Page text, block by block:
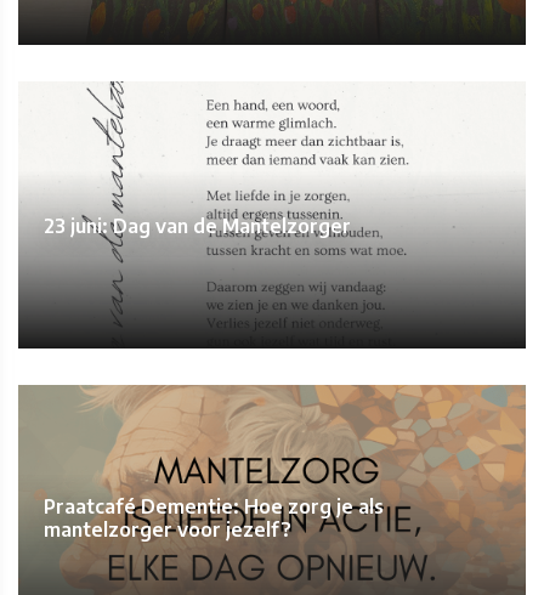
23 juni: Dag van de Mantelzorger
Praatcafé Dementie: Hoe zorg je als
mantelzorger voor jezelf?